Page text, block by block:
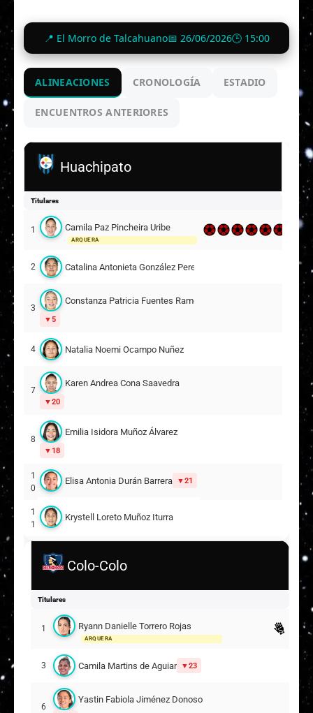
Finalizado
📍 El Morro de Talcahuano📅 26/06/2026🕒 15:00
ALINEACIONES CRONOLOGÍA ESTADIO
ENCUENTROS ANTERIORES
Huachipato
Titulares
1 Camila Paz Pincheira Uribe
ARQUERA
2 Catalina Antonieta González Peredo
3
Constanza Patricia Fuentes Ramos
5
4 Natalia Noemi Ocampo Nuñez
7
Karen Andrea Cona Saavedra
20
8
Emilia Isidora Muñoz Álvarez
18
1
0
Elisa Antonia Durán Barrera 21
1
1
Krystell Loreto Muñoz Iturra
Melisa Antonia Méndez Bahamondes
Viviana Margot Torres Retamal
Suplentes
Constanza Estefania Cancino Rodríguez
3
Colo-Colo
Titulares
1 Ryann Danielle Torrero Rojas
ARQUERA
3 Camila Martins de Aguiar 23
6
Yastin Fabiola Jiménez Donoso